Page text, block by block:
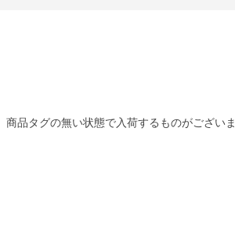
品タグの無い状態で入荷するものがございま